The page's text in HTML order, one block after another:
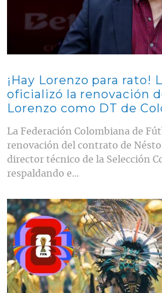
¡Hay Lorenzo para rato!
oficializó la renovación
Lorenzo como DT de
La Federación Colombiana de
renovación del contrato de
director técnico de la Selección
respaldando e...
Contenido multimedia principal